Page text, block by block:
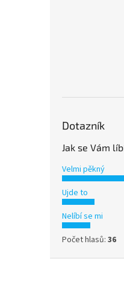
Dotazník
Jak se Vám
Velmi pěkný
Ujde to
Nelíbí se mi
Počet hlasů: 36